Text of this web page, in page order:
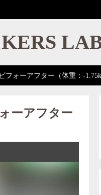
ォーアフター（体重：-
ーアフター